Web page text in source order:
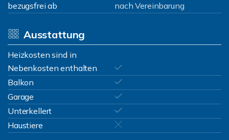
bezugsfrei ab
nach Vereinbarung
Ausstattung
Heizkosten sind in
Nebenkosten enthalten
Balkon
Garage
Unterkellert
Haustiere